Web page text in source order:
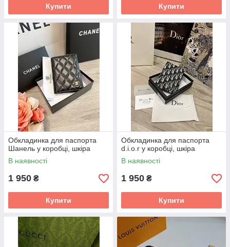
Купити Купити
Обкладинка для паспорта
Шанель у коробці, шкіра
В наявності
1 950 ₴
Купити
Обкладинка для паспорта
d.i.o.r у коробці, шкіра
В наявності
1 950 ₴
Купити